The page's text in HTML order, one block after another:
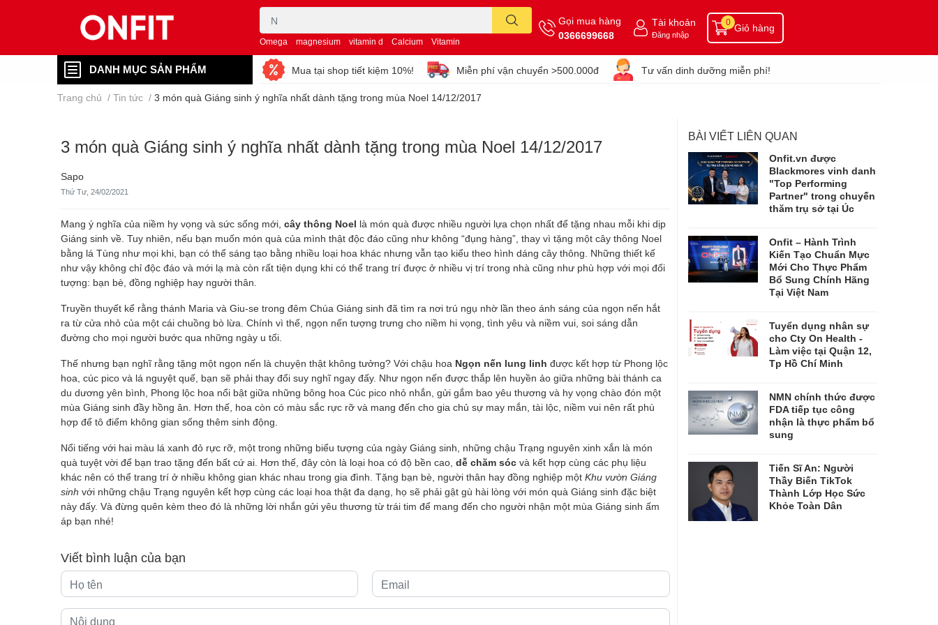
Omega magnesium vitamin d Calcium Vitamin
Gọi mua hàng
0366699668
Tài khoản
Đăng nhập
Giỏ hàng
0
DANH MỤC SẢN PHẨM Mua tại shop tiết kiệm 10%! Miễn phí vận chuyển >500.000đ Tư vấn dinh dưỡng miễn phí!
Trang chủ / Tin tức / 3 món quà Giáng sinh ý nghĩa nhất dành tặng trong mùa Noel 14/12/2017
3 món quà Giáng sinh ý nghĩa nhất dành tặng trong mùa Noel 14/12/2017
Sapo
Thứ Tư, 24/02/2021
Mang ý nghĩa của niềm hy vọng và sức sống mới, cây thông Noel là món quà được nhiều người lựa chọn nhất để tặng nhau mỗi khi dịp
Giáng sinh về. Tuy nhiên, nếu bạn muốn món quà của mình thật độc đáo cũng như không “đụng hàng”, thay vì tặng một cây thông Noel
bằng lá Tùng như mọi khi, bạn có thể sáng tạo bằng nhiều loại hoa khác nhưng vẫn tạo kiểu theo hình dáng cây thông. Những thiết kế
như vậy không chỉ độc đáo và mới lạ mà còn rất tiện dụng khi có thể trang trí được ở nhiều vị trí trong nhà cũng như phù hợp với mọi đối
tượng: bạn bè, đồng nghiệp hay người thân.
Truyền thuyết kể rằng thánh Maria và Giu-se trong đêm Chúa Giáng sinh đã tìm ra nơi trú ngụ nhờ lần theo ánh sáng của ngọn nến hắt
ra từ cửa nhỏ của một cái chuồng bò lừa. Chính vì thế, ngọn nến tượng trưng cho niềm hi vọng, tình yêu và niềm vui, soi sáng dẫn
đường cho mọi người bước qua những ngày u tối.
Thế nhưng bạn nghĩ rằng tặng một ngọn nến là chuyện thật không tưởng? Với chậu hoa Ngọn nến lung linh được kết hợp từ Phong lộc
hoa, cúc pico và lá nguyệt quế, bạn sẽ phải thay đổi suy nghĩ ngay đấy. Như ngọn nến được thắp lên huyền ảo giữa những bài thánh ca
du dương yên bình, Phong lộc hoa nổi bật giữa những bông hoa Cúc pico nhỏ nhắn, gửi gắm bao yêu thương và hy vọng chào đón một
mùa Giáng sinh đầy hồng ân. Hơn thế, hoa còn có màu sắc rực rỡ và mang đến cho gia chủ sự may mắn, tài lộc, niềm vui nên rất phù
hợp để tô điểm không gian sống thêm sinh động.
Nổi tiếng với hai màu lá xanh đỏ rực rỡ, một trong những biểu tượng của ngày Giáng sinh, những chậu Trạng nguyên xinh xắn là món
quà tuyệt vời để bạn trao tặng đến bất cứ ai. Hơn thế, đây còn là loại hoa có độ bền cao, dễ chăm sóc và kết hợp cùng các phụ liệu
khác nên có thể trang trí ở nhiều không gian khác nhau trong gia đình. Tặng bạn bè, người thân hay đồng nghiệp một Khu vườn Giáng
sinh với những chậu Trạng nguyên kết hợp cùng các loại hoa thật đa dạng, họ sẽ phải gật gù hài lòng với món quà Giáng sinh đặc biệt
này đấy. Và đừng quên kèm theo đó là những lời nhắn gửi yêu thương từ trái tim để mang đến cho người nhận một mùa Giáng sinh ấm
áp bạn nhé!
Viết bình luận của bạn
BÀI VIẾT LIÊN QUAN
Onfit.vn được
Blackmores vinh danh
"Top Performing
Partner" trong chuyến
thăm trụ sở tại Úc
Onfit – Hành Trình
Kiến Tạo Chuẩn Mực
Mới Cho Thực Phẩm
Bổ Sung Chính Hãng
Tại Việt Nam
Tuyển dụng nhân sự
cho Cty On Health -
Làm việc tại Quận 12,
Tp Hồ Chí Minh
NMN chính thức được
FDA tiếp tục công
nhận là thực phẩm bổ
sung
Tiến Sĩ An: Người
Thầy Biến TikTok
Thành Lớp Học Sức
Khỏe Toàn Dân